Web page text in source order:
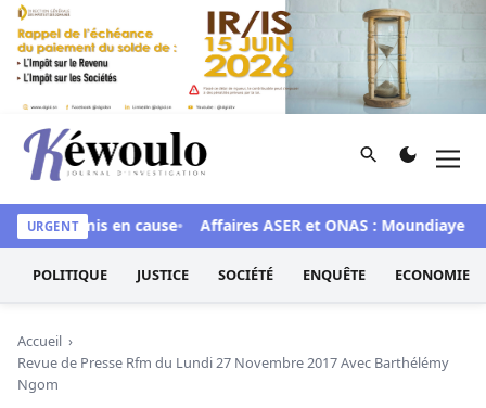
Aller au contenu
Kéwoulo, le premier site d'information et d'investigation
Rechercher
URGENT
aux 28 mis en cause Affaires ASER et ONAS : Moundiaye
POLITIQUE JUSTICE SOCIÉTÉ ENQUÊTE ECONOMIE
Accueil
Revue de Presse Rfm du Lundi 27 Novembre 2017 Avec Barthélémy
Ngom